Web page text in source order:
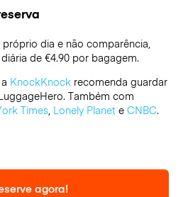
dia e não comparência,
de €4.90 por bagagem.
KnockKnockrecomenda guardar
Também com
Times, Lonely Planete CNBC.
agora!